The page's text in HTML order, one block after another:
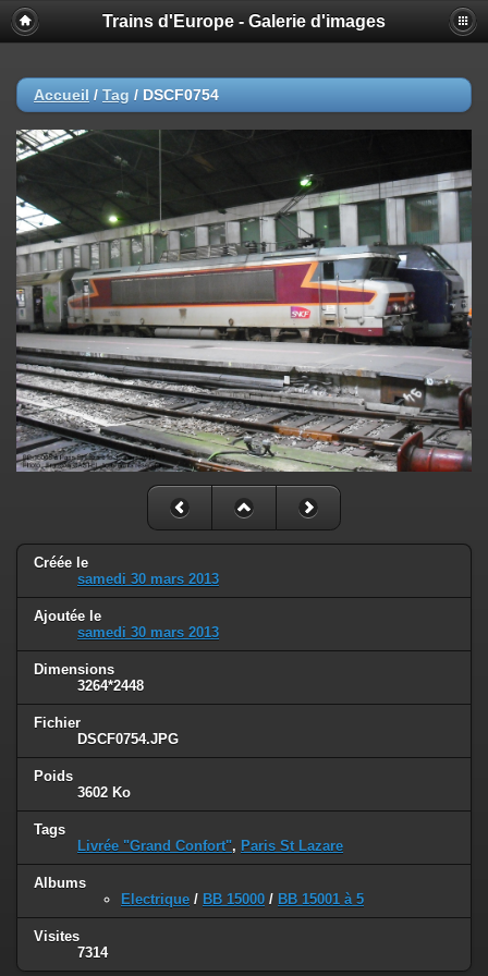
Trains d'Europe - Galerie d'images
Accueil / Tag / DSCF0754
Créée le
samedi 30 mars 2013
Ajoutée le
samedi 30 mars 2013
Dimensions
3264*2448
Fichier
DSCF0754.JPG
Poids
3602 Ko
Tags
Livrée "Grand Confort", Paris St Lazare
Albums
Electrique / BB 15000 / BB 15001 à 5
Visites
7314